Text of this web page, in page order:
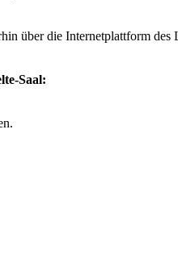
über die Internetplattform des
Saal: